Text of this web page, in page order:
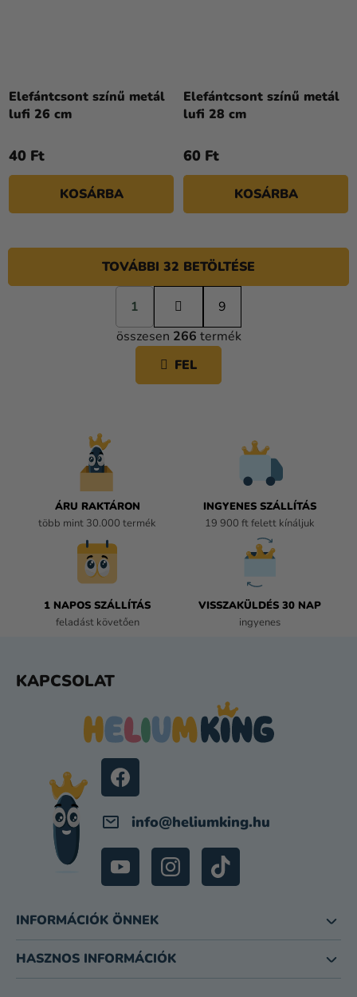
Elefántcsont színű metál
lufi 26 cm
40 Ft
KOSÁRBA
Elefántcsont színű metál
lufi 28 cm
60 Ft
KOSÁRBA
L
I
S
T
TOVÁBBI 32 BETÖLTÉSE
L
a
p
o
á
s
1
9
összesen 266 termék
FEL
ÁRU RAKTÁRON
több mint 30.000 termék
INGYENES SZÁLLÍTÁS
19 900 ft felett kínáljuk
1 NAPOS SZÁLLÍTÁS
feladást követően
VISSZAKÜLDÉS 30 NAP
ingyenes
KAPCSOLAT
info@heliumking.hu
INFORMÁCIÓK ÖNNEK
HASZNOS INFORMÁCIÓK